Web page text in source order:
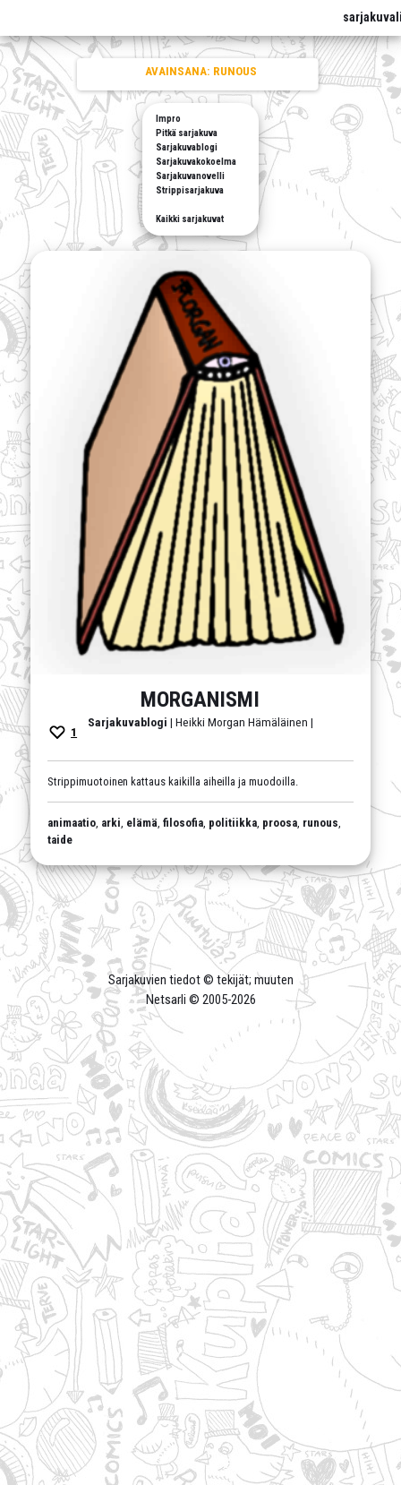
AVAINSANA: RUNOUS
Impro
Pitkä sarjakuva
Sarjakuvablogi
Sarjakuvakokoelma
Sarjakuvanovelli
Strippisarjakuva
Kaikki sarjakuvat
MORGANISMI
Sarjakuvablogi | Heikki Morgan Hämäläinen |
1
Strippimuotoinen kattaus kaikilla aiheilla ja muodoilla.
animaatio arki elämä ,filosofia politiikka proosa runous
taide
Sarjakuvien tiedot © tekijät; muuten
Netsarli © 2005-2026